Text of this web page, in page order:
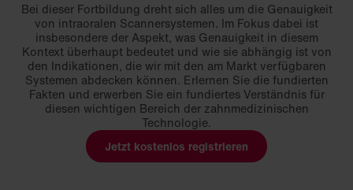
Bei dieser Fortbildung dreht sich alles um die Genauigkeit
von intraoralen Scannersystemen. Im Fokus dabei ist
insbesondere der Aspekt, was Genauigkeit in diesem
Kontext überhaupt bedeutet und wie sie abhängig ist von
den Indikationen, die wir mit den am Markt verfügbaren
Systemen abdecken können. Erlernen Sie die fundierten
Fakten und erwerben Sie ein fundiertes Verständnis für
diesen wichtigen Bereich der zahnmedizinischen
Technologie.
Jetzt kostenlos registrieren